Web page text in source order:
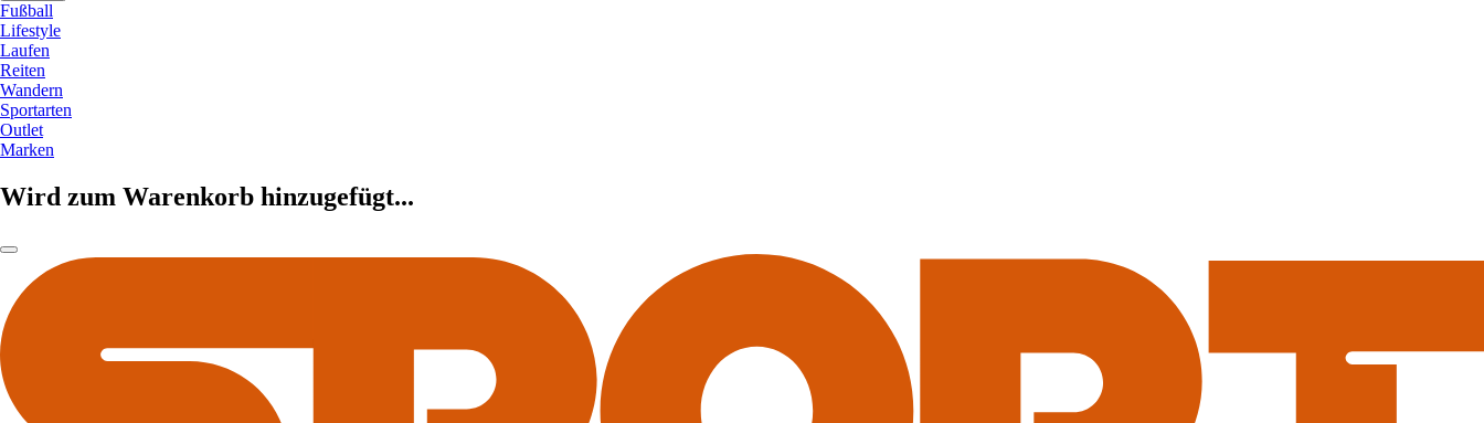
Fußball
Lifestyle
Laufen
Reiten
Wandern
Sportarten
Outlet
Marken
Wird zum Warenkorb hinzugefügt...